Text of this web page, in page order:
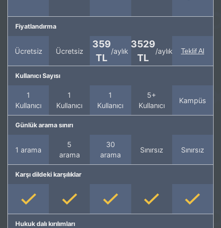
Fiyatlandırma
Ücretsiz Ücretsiz
359
TL
/aylık
3529
TL
/aylık Teklif Al
Kullanıcı Sayısı
1
Kullanıcı
1
Kullanıcı
1
Kullanıcı
5+
Kullanıcı
Kampüs
Günlük arama sınırı
1 arama
5
arama
30
arama
Sınırsız Sınırsız
Karşı dildeki karşılıklar
Hukuk dalı kırılımları